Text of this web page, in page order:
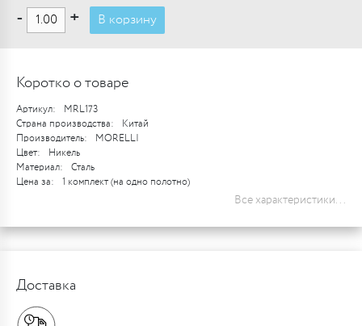
- + В корзину
Коротко о товаре
Артикул:
MRL173
Страна производства:
Китай
Производитель:
MORELLI
Цвет:
Никель
Материал:
Сталь
Цена за:
1 комплект (на одно полотно)
Все характеристики...
Доставка